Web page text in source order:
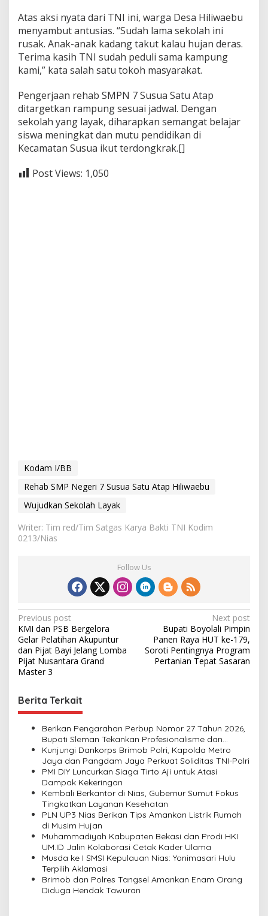
Atas aksi nyata dari TNI ini, warga Desa Hiliwaebu
menyambut antusias. “Sudah lama sekolah ini
rusak. Anak-anak kadang takut kalau hujan deras.
Terima kasih TNI sudah peduli sama kampung
kami,” kata salah satu tokoh masyarakat.
Pengerjaan rehab SMPN 7 Susua Satu Atap
ditargetkan rampung sesuai jadwal. Dengan
sekolah yang layak, diharapkan semangat belajar
siswa meningkat dan mutu pendidikan di
Kecamatan Susua ikut terdongkrak.[]
Post Views: 1,050
Kodam I/BB
Rehab SMP Negeri 7 Susua Satu Atap Hiliwaebu
Wujudkan Sekolah Layak
Writer: Tim red/Tim Satgas Karya Bakti TNI Kodim
0213/Nias
Follow Us
P
o
s
t
a
Previous post
KMI dan PSB Bergelora
Gelar Pelatihan Akupuntur
dan Pijat Bayi Jelang Lomba
Pijat Nusantara Grand
Master 3
Next post
Bupati Boyolali Pimpin
Panen Raya HUT ke-179,
Soroti Pentingnya Program
Pertanian Tepat Sasaran
Berita Terkait
Berikan Pengarahan Perbup Nomor 27 Tahun 2026,
Bupati Sleman Tekankan Profesionalisme dan
Pelayanan Masyarakat
Kunjungi Dankorps Brimob Polri, Kapolda Metro
Jaya dan Pangdam Jaya Perkuat Soliditas TNI-Polri
PMI DIY Luncurkan Siaga Tirto Aji untuk Atasi
Dampak Kekeringan
Kembali Berkantor di Nias, Gubernur Sumut Fokus
Tingkatkan Layanan Kesehatan
PLN UP3 Nias Berikan Tips Amankan Listrik Rumah
di Musim Hujan
Muhammadiyah Kabupaten Bekasi dan Prodi HKI
UM.ID Jalin Kolaborasi Cetak Kader Ulama
Musda ke I SMSI Kepulauan Nias: Yonimasari Hulu
Terpilih Aklamasi
Brimob dan Polres Tangsel Amankan Enam Orang
Diduga Hendak Tawuran